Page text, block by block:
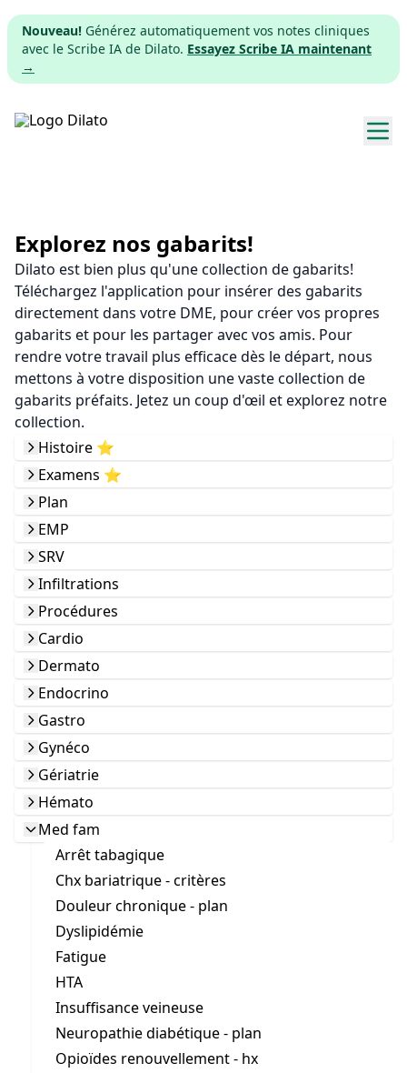
Nouveau! Générez automatiquement vos notes cliniques
avec le Scribe IA de Dilato. Essayez Scribe IA maintenant
→
Tarifs
Télécharger
App web
S'inscrire
Explorez nos gabarits!
Dilato est bien plus qu'une collection de gabarits!
Téléchargez l'application pour insérer des gabarits
directement dans votre DME, pour créer vos propres
gabarits et pour les partager avec vos amis. Pour
rendre votre travail plus efficace dès le départ, nous
mettons à votre disposition une vaste collection de
gabarits préfaits. Jetez un coup d'œil et explorez notre
collection.
Histoire ⭐️
Examens ⭐️
Plan
EMP
SRV
Infiltrations
Procédures
Cardio
Dermato
Endocrino
Gastro
Gynéco
Gériatrie
Hémato
Med fam
Arrêt tabagique
Chx bariatrique - critères
Douleur chronique - plan
Dyslipidémie
Fatigue
HTA
Insuffisance veineuse
Neuropathie diabétique - plan
Opioïdes renouvellement - hx